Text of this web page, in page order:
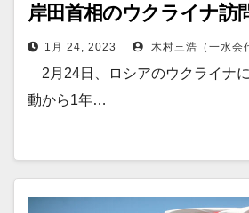
岸田首相のウクライナ訪
1月 24, 2023 木村三浩（一水会
2月24日、ロシアのウクライナ
動から1年…